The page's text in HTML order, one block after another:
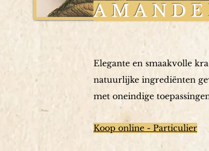
Elegante en smaakvolle
natuurlijke ingrediënten
met oneindige
Koop online - Particulier